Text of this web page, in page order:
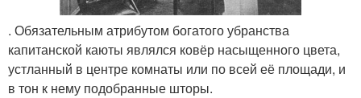
. Обязательным атрибутом богатого убранства
капитанской каюты являлся ковёр насыщенного цвета,
устланный в центре комнаты или по всей её площади, и
в тон к нему подобранные шторы.